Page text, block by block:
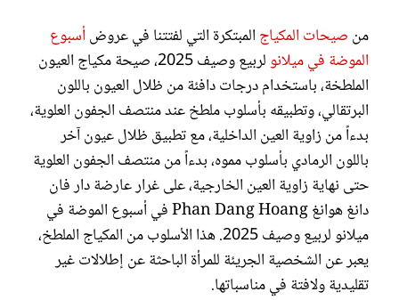
من صيحات المكياج المبتكرة التي لفتتنا في عروضأسبوع
الموضة في ميلانو
لربيع وصيف 2025، صيحة مكياج العيون
الملطخة، باستخدام درجات دافئة من ظلال العيون باللون
البرتقالي، وتطبيقه بأسلوب ملطخ عند منتصف الجفون العلوية،
بدءاً من زاوية العين الداخلية، مع تطبيق ظلال عيون آخر
باللون الرمادي بأسلوب مموه، بدءاً من منتصف الجفون العلوية
حتى نهاية زاوية العين الخارجية، على غرار عارضة دار فان
دانغ هوانغ Phan Dang Hoang في أسبوع الموضة في
ميلانو لربيع وصيف 2025. هذا الأسلوب من المكياج الملطخ،
يعبر عن الشخصية الجريئة للمرأة الباحثة عن إطلالات غير
تقليدية ولافتة في مناسباتها.